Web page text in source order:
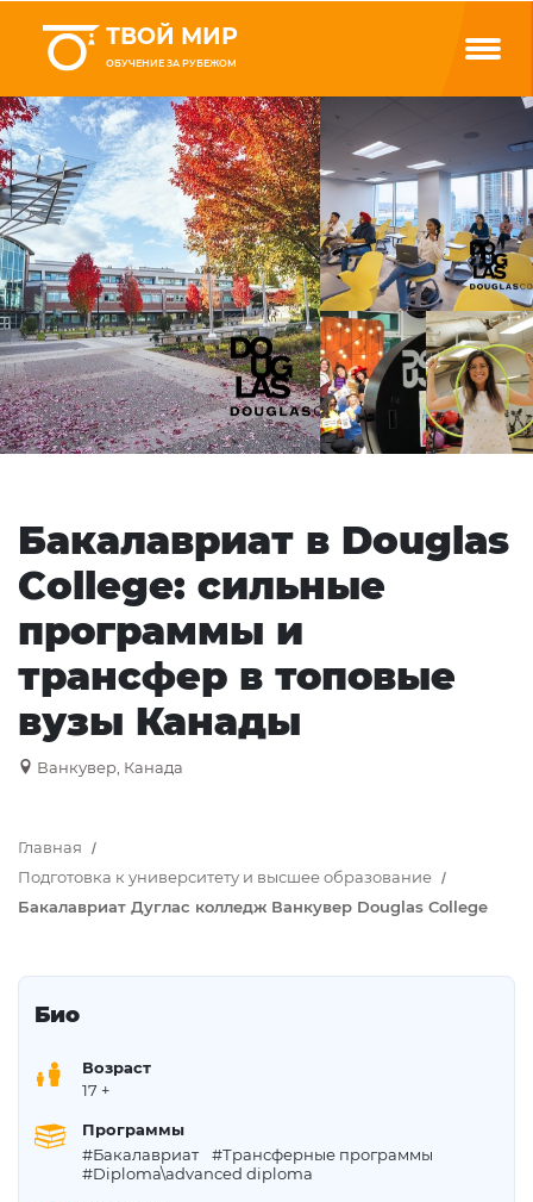
ТВОЙ МИР
ОБУЧЕНИЕ ЗА РУБЕЖОМ
Бакалавриат в Douglas
College: сильные
программы и
трансфер в топовые
вузы Канады
Ванкувер, Канада
Главная
Подготовка к университету и высшее образование
Бакалавриат Дуглас колледж Ванкувер Douglas College
Био
Возраст
17 +
Программы
#Бакалавриат
#Трансферные программы
#Diploma\advanced diploma